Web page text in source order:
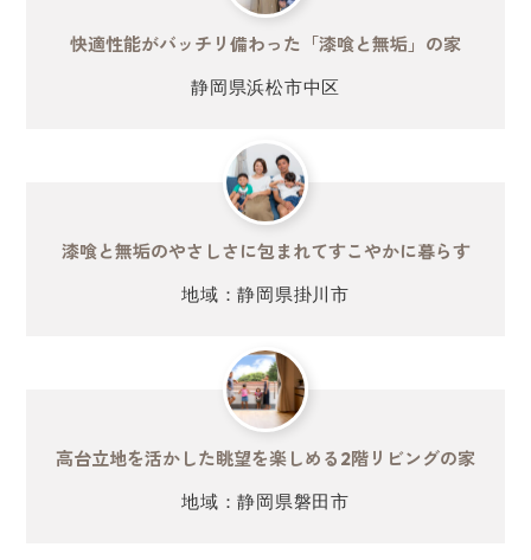
快適性能がバッチリ備わった 「漆喰と無垢」の家
静岡県浜松市中区
漆喰と無垢のやさしさに包まれてすこやかに暮らす
地域：静岡県掛川市
高台立地を活かした眺望を楽しめる 2階リビングの家
地域：静岡県磐田市